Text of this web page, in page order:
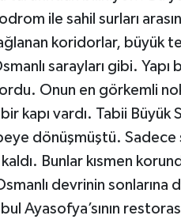
ile sahil surları
koridorlar, büyük
sarayları gibi. Yapı
Onun en görkemli
kapı vardı. Tabii Büyük
dönüşmüştü. Sadece
Bunlar kısmen
devrinin sonlarına
Ayasofya’sının